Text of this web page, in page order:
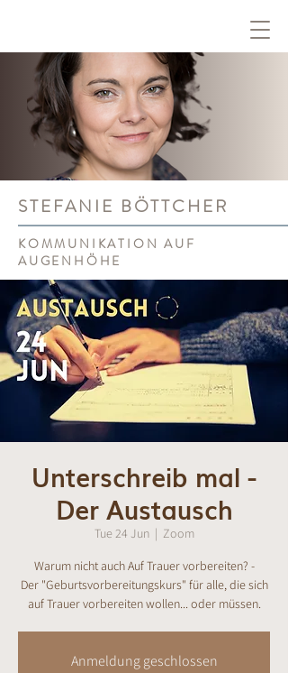
STEFANIE BÖTTCHER
KOMMUNIKATION AUF
AUGENHÖHE
Unterschreib mal -
Der Austausch
Tue 24 Jun
  |
Zoom
Warum nicht auch Auf Trauer vorbereiten? -
Der "Geburtsvorbereitungskurs" für alle, die sich
auf Trauer vorbereiten wollen... oder müssen.
Anmeldung geschlossen